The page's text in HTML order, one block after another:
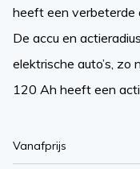
heeft een verbeterde
De accu en
elektrische auto’s,
120 Ah heeft een
Vanafprijs